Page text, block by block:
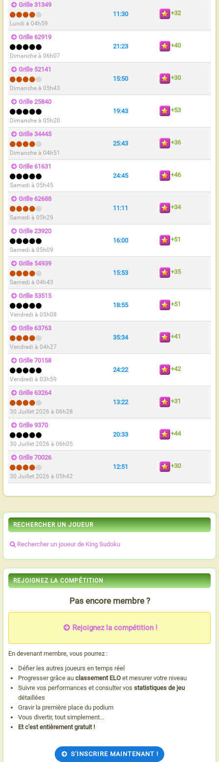
Grille 31349
Lundi à 04h59
11:30 +32
Grille 62919
Dimanche à 06h07
21:23 +40
Grille 52141
Dimanche à 05h43
15:50 +30
Grille 25840
Dimanche à 05h20
19:43 +53
Grille 34445
Dimanche à 04h51
25:43 +36
Grille 61631
Samedi à 05h45
24:45 +46
Grille 62688
Samedi à 05h29
11:11 +34
Grille 23920
Samedi à 05h09
16:00 +51
Grille 54939
Samedi à 04h43
15:53 +35
Grille 53515
Vendredi à 05h08
18:55 +51
Grille 63763
Vendredi à 04h27
35:34 +41
Grille 70158
Vendredi à 03h59
24:22 +42
Grille 63264
30 Juillet 2026 à 06h28
13:22 +31
Grille 9370
30 Juillet 2026 à 06h05
20:33 +44
Grille 70026
30 Juillet 2026 à 05h42
12:51 +30
RECHERCHER UN JOUEUR
Rechercher un joueur de King Sudoku
REJOIGNEZ LA COMPÉTITION
Pas encore membre ?
Rejoignez la compétition !
En devenant membre, vous pourrez :
Défier les autres joueurs en temps réel
Progresser grâce au classement ELO et mesurer votre niveau
Suivre vos performances et consulter vos statistiques de jeu
détaillées
Gravir la première place du podium
Vous divertir, tout simplement...
Et c'est entièrement gratuit !
S'INSCRIRE MAINTENANT !